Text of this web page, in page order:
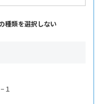
種類を選択しない
−１